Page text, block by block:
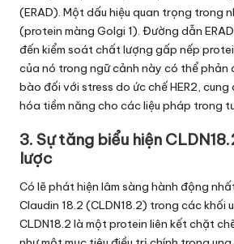
(ERAD). Một dấu hiệu quan trọng trong
(protein màng Golgi 1). Đường dẫn
đến kiểm soát chất lượng gấp nếp
của nó trong ngữ cảnh này có thể phản
bào đối với stress do ức chế HER2, cung
hóa tiềm năng cho các liệu pháp trong
3. Sự tăng biểu hiện
lược
Có lẽ phát hiện lâm sàng hành động
Claudin 18.2 (CLDN18.2) trong các khối
CLDN18.2 là một protein liên kết chặt